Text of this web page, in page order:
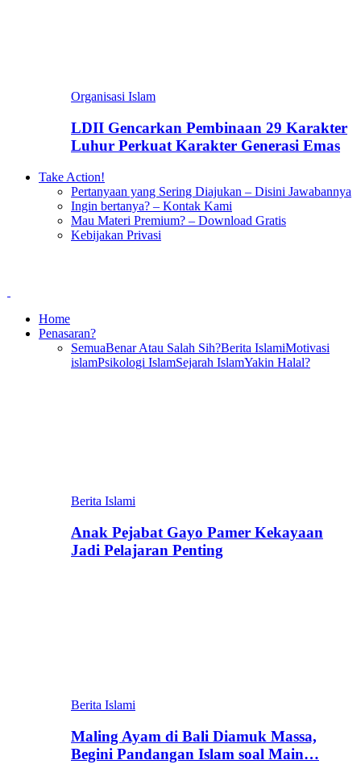
Organisasi Islam
LDII Gencarkan Pembinaan 29 Karakter
Luhur Perkuat Karakter Generasi Emas
Take Action!
Pertanyaan yang Sering Diajukan – Disini Jawabannya
Ingin bertanya? – Kontak Kami
Mau Materi Premium? – Download Gratis
Kebijakan Privasi
Home
Penasaran?
SemuaBenar Atau Salah Sih?Berita IslamiMotivasi
islamPsikologi IslamSejarah IslamYakin Halal?
Berita Islami
Anak Pejabat Gayo Pamer Kekayaan
Jadi Pelajaran Penting
Berita Islami
Maling Ayam di Bali Diamuk Massa,
Begini Pandangan Islam soal Main…